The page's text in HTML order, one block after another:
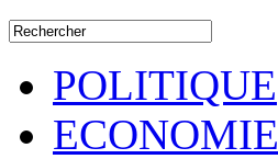
POLITIQUE
ECONOMIE